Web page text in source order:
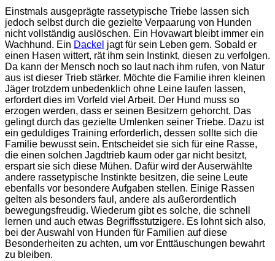
Einstmals ausgeprägte rassetypische Triebe lassen sich
jedoch selbst durch die gezielte Verpaarung von Hunden
nicht vollständig auslöschen. Ein Hovawart bleibt immer ein
Wachhund. Ein Dackel jagt für sein Leben gern. Sobald er
einen Hasen wittert, rät ihm sein Instinkt, diesen zu verfolgen.
Da kann der Mensch noch so laut nach ihm rufen, von Natur
aus ist dieser Trieb stärker. Möchte die Familie ihren kleinen
Jäger trotzdem unbedenklich ohne Leine laufen lassen,
erfordert dies im Vorfeld viel Arbeit. Der Hund muss so
erzogen werden, dass er seinen Besitzern gehorcht. Das
gelingt durch das gezielte Umlenken seiner Triebe. Dazu ist
ein geduldiges Training erforderlich, dessen sollte sich die
Familie bewusst sein. Entscheidet sie sich für eine Rasse,
die einen solchen Jagdtrieb kaum oder gar nicht besitzt,
erspart sie sich diese Mühen. Dafür wird der Auserwählte
andere rassetypische Instinkte besitzen, die seine Leute
ebenfalls vor besondere Aufgaben stellen. Einige Rassen
gelten als besonders faul, andere als außerordentlich
bewegungsfreudig. Wiederum gibt es solche, die schnell
lernen und auch etwas Begriffsstutzigere. Es lohnt sich also,
bei der Auswahl von Hunden für Familien auf diese
Besonderheiten zu achten, um vor Enttäuschungen bewahrt
zu bleiben.